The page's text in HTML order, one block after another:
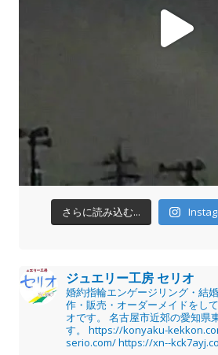
さらに読み込む...
ジュエリー工房 セリオ
婚約指輪エンゲージリング・結
作・販売・オーダーメイドをし
オです。
名古屋市近郊の愛知県
す。
https://konyaku-
serio.com/https://xn--